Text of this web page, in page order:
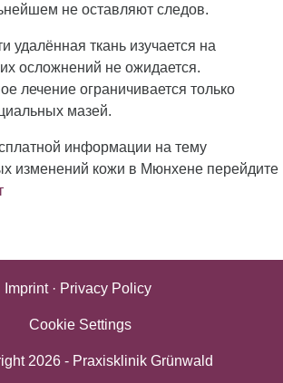
не оставляют следов.
удалённая ткань изучается на
осложнений не ожидается.
лечение ограничивается только
мазей.
информации на тему
изменений кожи в Мюнхене перейдите
Imprint · Privacy Policy
Cookie Settings
2026- Praxisklinik Grünwald